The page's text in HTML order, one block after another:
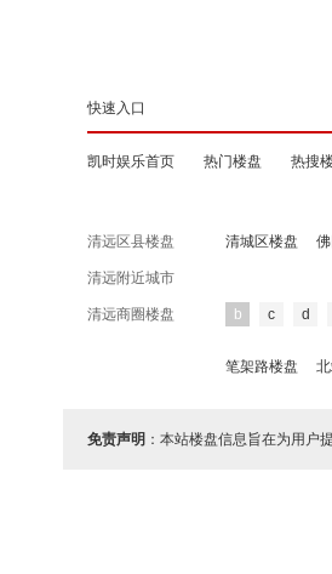
快速入口
凯时娱乐首页 热门楼盘 热搜
清远区县楼盘 清城区楼盘
清远附近城市
清远商圈楼盘 b c d
笔架路楼盘
免责声明 ：本站楼盘信息旨在为用户